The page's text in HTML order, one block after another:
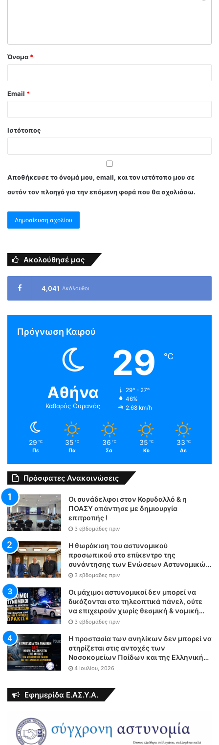
Όνομα *
Email *
Ιστότοπος
Αποθήκευσε το όνομά μου, email, και τον ιστότοπο μου σε
αυτόν τον πλοηγό για την επόμενη φορά που θα σχολιάσω.
Ακολούθησέ μας
4,041 Ακόλουθοι
Πρόγνωση Καιρού
Αθήνα
Καθαρός Ουρανός
29 ℃
29º - 27º
46%
2.68 km/h
29 ℃
Πε
35 ℃
Πα
36 ℃
Σα
35 ℃
Κυ
33 ℃
Δε
Πρόσφατες Ανακοινώσεις
Οι συνάδελφοι στον Κορυδαλλό & η
ΠΟΑΣΥ απάντησε με δημιουργία
επιτροπής !
3 εβδομάδες πριν
Η θωράκιση του αστυνομικού
προσωπικού στο επίκεντρο της
συνάντησης των Ενώσεων Αστυνομικών
Υπαλλήλων Αθηνών και Θεσσαλονίκης
3 εβδομάδες πριν
Οι μάχιμοι αστυνομικοί δεν μπορεί να
δικάζονται στα τηλεοπτικά πάνελ, ούτε
να επιχειρούν χωρίς θεσμική & νομική
θωράκιση
3 εβδομάδες πριν
Η προστασία των ανηλίκων δεν μπορεί να
στηρίζεται στις αντοχές των
Νοσοκομείων Παίδων και της Ελληνικής
Αστυνομίας
4 Ιουλίου, 2026
Εφημερίδα Ε.ΑΣ.Υ.Α.